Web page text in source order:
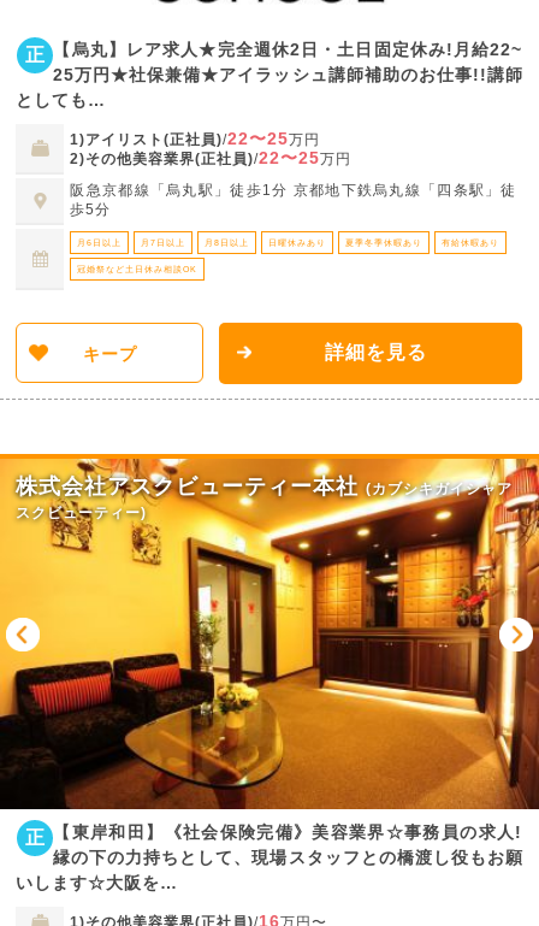
正
【烏丸】レア求人★完全週休2日・土日固定休み!月給22~
25万円★社保兼備★アイラッシュ講師補助のお仕事!!講師
としても…
1)アイリスト(正社員)/22〜25万円
2)その他美容業界(正社員)/22〜25万円
阪急京都線「烏丸駅」徒歩1分 京都地下鉄烏丸線「四条駅」徒
歩5分
月6日以上 月7日以上 月8日以上 日曜休みあり 夏季冬季休暇あり 有給休暇あり
冠婚祭など土日休み相談OK
キープ 詳細を見る
株式会社アスクビューティー本社(カブシキガイシャア
スクビューティー)
正
【東岸和田】《社会保険完備》美容業界☆事務員の求人!
縁の下の力持ちとして、現場スタッフとの橋渡し役もお願
いします☆大阪を…
16